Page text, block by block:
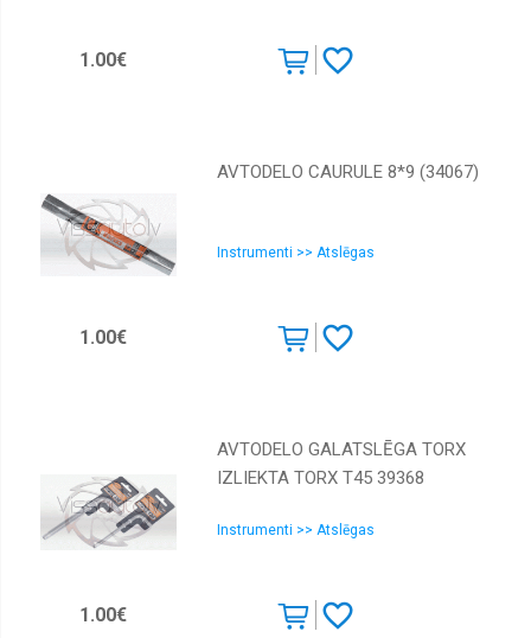
1.00€
AVTODELO CAURULE 8*9 (34067)
Instrumenti >> Atslēgas
1.00€
AVTODELO GALATSLĒGA TORX
IZLIEKTA TORX Т45 39368
Instrumenti >> Atslēgas
1.00€